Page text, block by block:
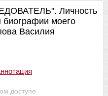
доступе
Личность
биографии моего
Василия